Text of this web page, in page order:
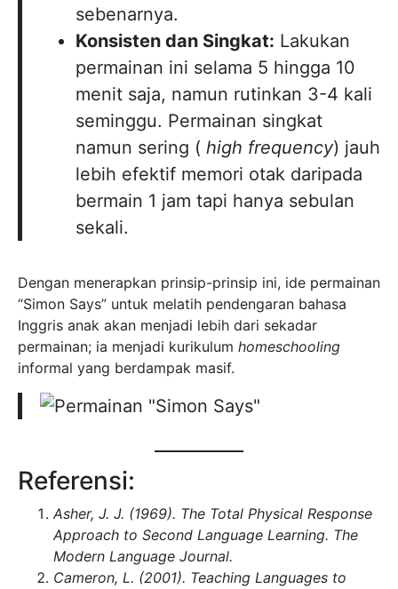
sebenarnya.
Konsisten dan Singkat: Lakukan
permainan ini selama 5 hingga 10
menit saja, namun rutinkan 3-4 kali
seminggu. Permainan singkat
namun sering ( high frequency) jauh
lebih efektif memori otak daripada
bermain 1 jam tapi hanya sebulan
sekali.
Dengan menerapkan prinsip-prinsip ini, ide permainan
“Simon Says” untuk melatih pendengaran bahasa
Inggris anak akan menjadi lebih dari sekadar
permainan; ia menjadi kurikulum homeschooling
informal yang berdampak masif.
Referensi:
Asher, J. J. (1969). The Total Physical Response
Approach to Second Language Learning. The
Modern Language Journal.
Cameron, L. (2001). Teaching Languages to